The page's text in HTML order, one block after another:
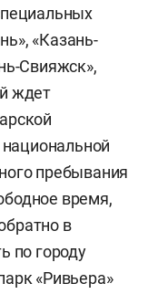
«Казань-
Свияжск»,
ждет
национальной
пребывания
время,
в
по городу
«Ривьера»